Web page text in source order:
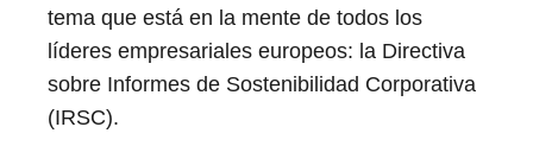
tema que está en la mente de todos los
líderes empresariales europeos: la Directiva
sobre Informes de Sostenibilidad Corporativa
(IRSC).